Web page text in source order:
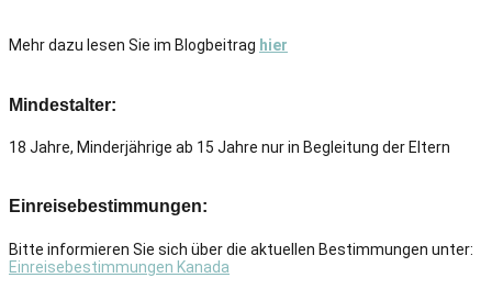
Mehr dazu lesen Sie im Blogbeitrag hier
Mindestalter:
18 Jahre, Minderjährige ab 15 Jahre nur in Begleitung der Eltern
Einreisebestimmungen:
Bitte informieren Sie sich über die aktuellen Bestimmungen unter:
Einreisebestimmungen Kanada